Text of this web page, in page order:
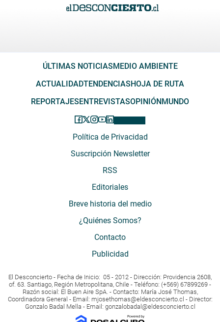
ÚLTIMAS NOTICIASMEDIO AMBIENTE
ACTUALIDADTENDENCIASHOJA DE RUTA
REPORTAJESENTREVISTASOPINIÓNMUNDO
Política de Privacidad
Suscripción Newsletter
RSS
Editoriales
Breve historia del medio
¿Quiénes Somos?
Contacto
Publicidad
El Desconcierto - Fecha de Inicio: 05 - 2012 - Dirección: Providencia 2608,
of. 63. Santiago, Región Metropolitana, Chile - Teléfono: (+569) 67899269 -
Razón social: El Buen Aire SpA. - Contacto: María José Thomas,
Coordinadora General - Email: mjosethomas@eldesconcierto.cl - Director:
Gonzalo Badal Mella - Email: gonzalobadal@eldesconcierto.cl